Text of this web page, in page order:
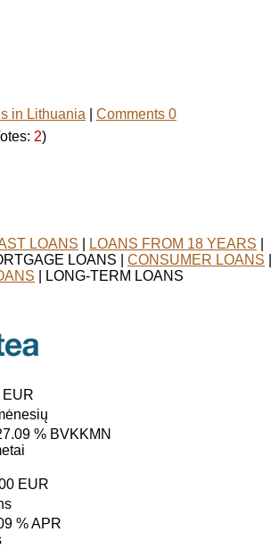
in Lithuania
Comments 0
2)
LOANS LOANS FROM 18 YEARS
LOANS | CONSUMER LOANS
| LONG-TERM LOANS
% BVKKMN
EUR
% APR